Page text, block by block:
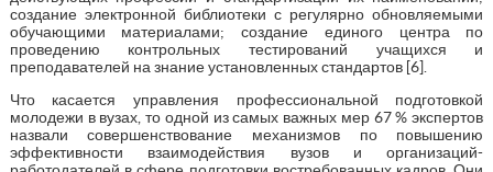
создание электронной библиотеки с регулярно обновляемыми
обучающими материалами; создание единого центра по
проведению контрольных тестирований учащихся и
преподавателей на знание установленных стандартов [6].
Что касается управления профессиональной подготовкой
молодежи в вузах, то одной из самых важных мер 67 % экспертов
назвали совершенствование механизмов по повышению
эффективности взаимодействия вузов и организаций-